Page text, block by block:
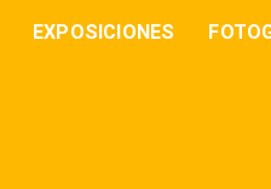
EXPOSICIONES